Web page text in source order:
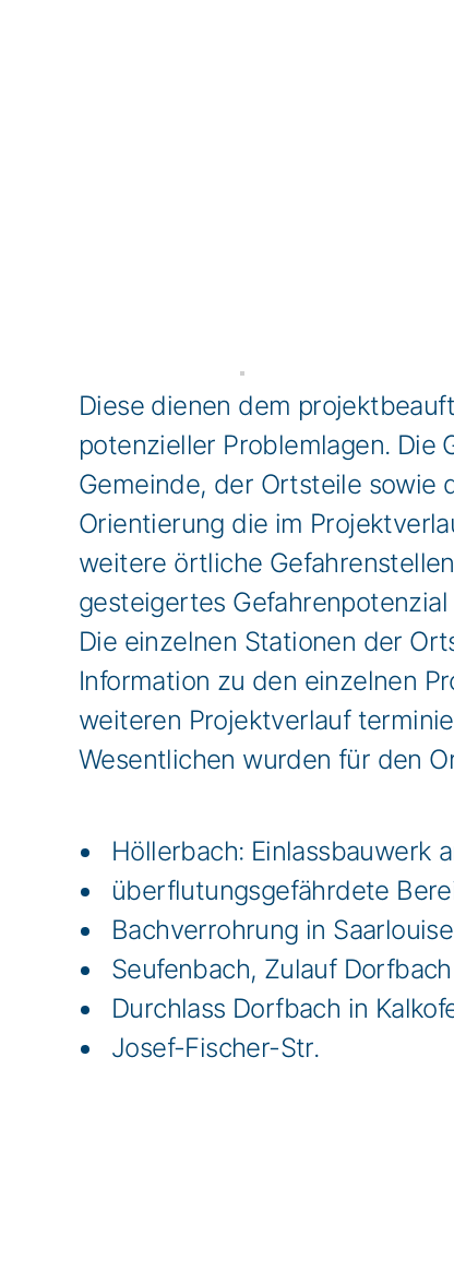
Diese dienen dem
potenzieller Problemlagen. Die
Gemeinde, der Ortsteile sowie
Orientierung die im
weitere örtliche
gesteigertes
Die einzelnen Stationen der
Information zu den einzelnen
weiteren Projektverlauf
Wesentlichen wurden für den
Höllerbach: Einlassbauwerk
überflutungsgefährdete
Bachverrohrung in
Seufenbach, Zulauf
Durchlass Dorfbach in
Josef-Fischer-Str.